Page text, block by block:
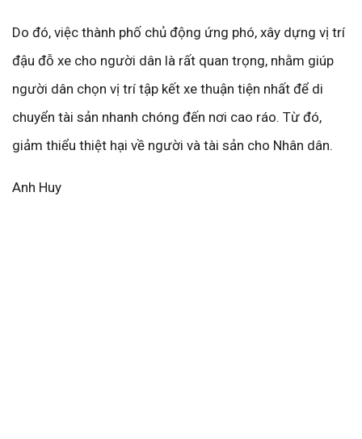
Do đó, việc thành phố chủ động ứng phó, xây dựng vị trí
đậu đỗ xe cho người dân là rất quan trọng, nhằm giúp
người dân chọn vị trí tập kết xe thuận tiện nhất để di
chuyển tài sản nhanh chóng đến nơi cao ráo. Từ đó,
giảm thiểu thiệt hại về người và tài sản cho Nhân dân.
Anh Huy